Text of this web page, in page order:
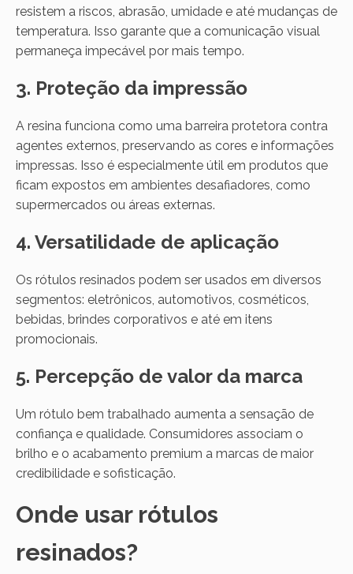
resistem a riscos, abrasão, umidade e até mudanças de
temperatura. Isso garante que a comunicação visual
permaneça impecável por mais tempo.
3. Proteção da impressão
A resina funciona como uma barreira protetora contra
agentes externos, preservando as cores e informações
impressas. Isso é especialmente útil em produtos que
ficam expostos em ambientes desafiadores, como
supermercados ou áreas externas.
4. Versatilidade de aplicação
Os rótulos resinados podem ser usados em diversos
segmentos: eletrônicos, automotivos, cosméticos,
bebidas, brindes corporativos e até em itens
promocionais.
5. Percepção de valor da marca
Um rótulo bem trabalhado aumenta a sensação de
confiança e qualidade. Consumidores associam o
brilho e o acabamento premium a marcas de maior
credibilidade e sofisticação.
Onde usar rótulos
resinados?